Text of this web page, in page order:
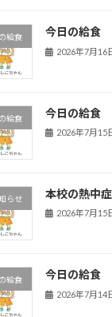
給食 今日の給食
2026年7月16
給食 今日の給食
2026年7月15
らせ 本校の熱中
2026年7月15
給食 今日の給食
2026年7月14